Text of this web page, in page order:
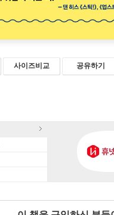
사이즈비교 공유하기